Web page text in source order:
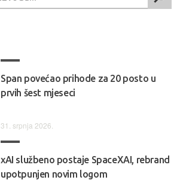
Span povećao prihode za 20 posto u
prvih šest mjeseci
31. srpnja 2026.
xAI službeno postaje SpaceXAI, rebrand
upotpunjen novim logom